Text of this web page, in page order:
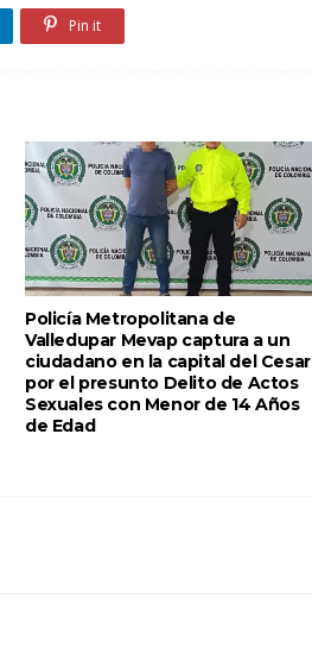
Pin it
Policía Metropolitana de
Valledupar Mevap captura a un
ciudadano en la capital del Cesar
por el presunto Delito de Actos
Sexuales con Menor de 14 Años
de Edad